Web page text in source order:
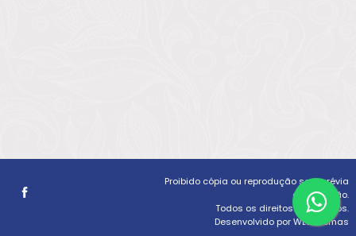
Proibido cópia ou reprodução sem prévia
autorização.
Todos os direitos reservados.
Desenvolvido por WLSistemas